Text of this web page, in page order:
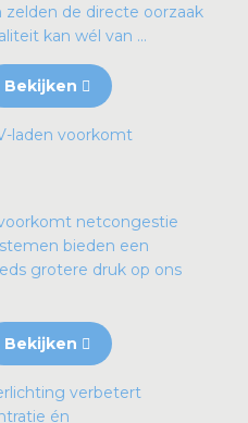
zelden de directe oorzaak
kan wél van ...
Bekijken
netcongestie
bieden een
grotere druk op ons
Bekijken